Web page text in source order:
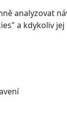
analyzovat
a kdykoliv